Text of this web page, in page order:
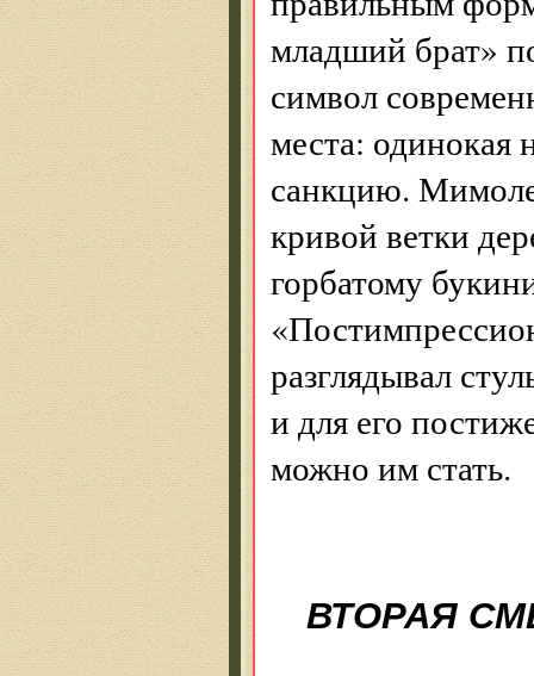
младший брат»
символ
места:
санкцию.
кривой ветки
горбатому
разглядывал
и для его
можно им стать.
ВТОРАЯ